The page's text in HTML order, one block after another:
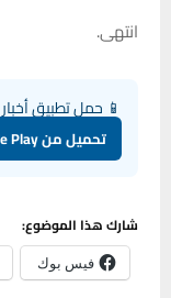
انتهى.
📱 حمل تطبيق
تحميل من Google Play
شارك هذا الموضوع:
فيس بوك